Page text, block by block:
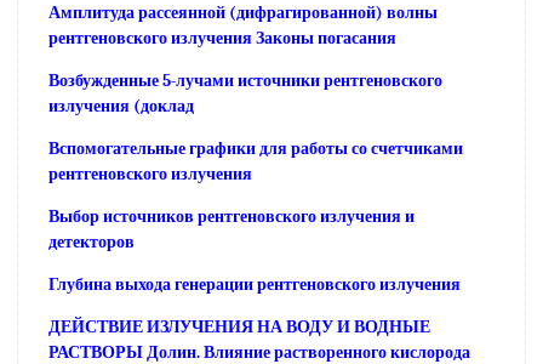
Амплитуда рассеянной (дифрагированной) волны
рентгеновского излучения Законы погасания
Возбужденные 5-лучами источники рентгеновского
излучения (доклад
Вспомогательные графики для работы со счетчиками
рентгеновского излучения
Выбор источников рентгеновского излучения и
детекторов
Глубина выхода генерации рентгеновского излучения
ДЕЙСТВИЕ ИЗЛУЧЕНИЯ НА ВОДУ И ВОДНЫЕ
РАСТВОРЫ Долин. Влияние растворенного кислорода